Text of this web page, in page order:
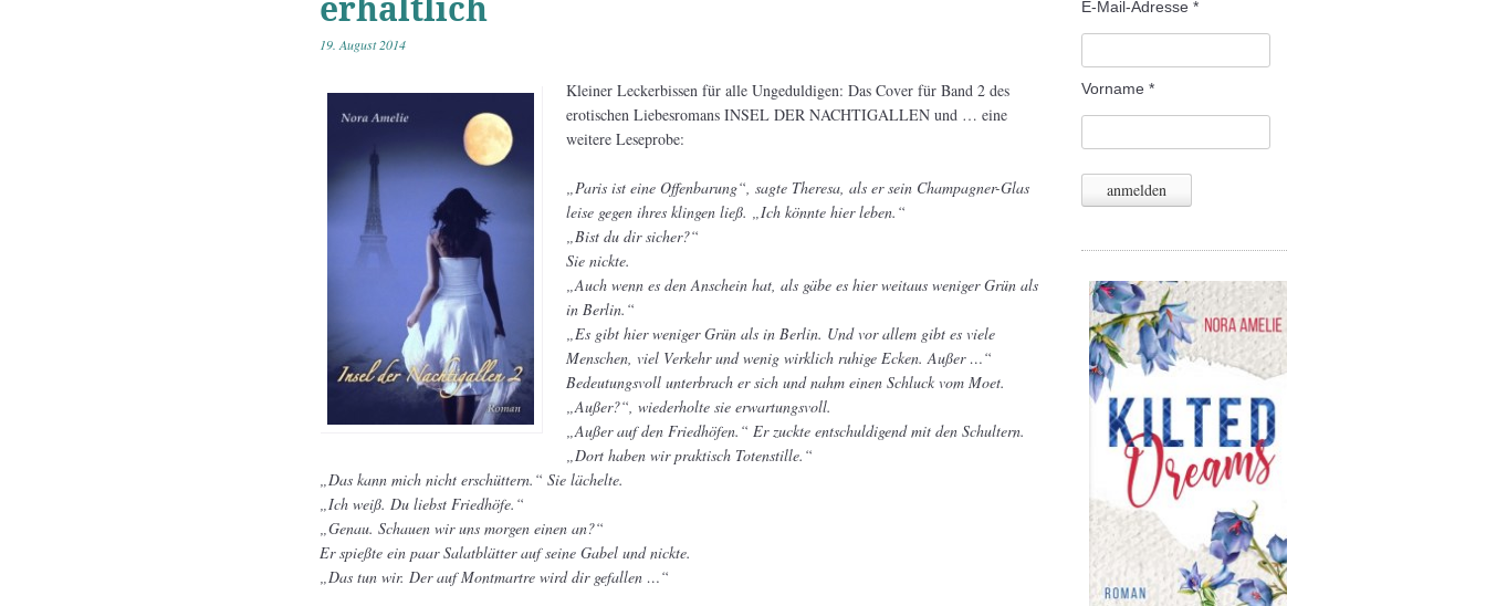
19. August 2014
Kleiner Leckerbissen für alle Ungeduldigen: Das Cover für Band 2 des
erotischen Liebesromans INSEL DER NACHTIGALLEN und … eine
weitere Leseprobe:
„Paris ist eine Offenbarung“, sagte Theresa, als er sein Champagner-Glas
leise gegen ihres klingen ließ. „Ich könnte hier leben.“
„Bist du dir sicher?“
Sie nickte.
„Auch wenn es den Anschein hat, als gäbe es hier weitaus weniger Grün als
in Berlin.“
„Es gibt hier weniger Grün als in Berlin. Und vor allem gibt es viele
Menschen, viel Verkehr und wenig wirklich ruhige Ecken. Außer …“
Bedeutungsvoll unterbrach er sich und nahm einen Schluck vom Moet.
„Außer?“, wiederholte sie erwartungsvoll.
„Außer auf den Friedhöfen.“ Er zuckte entschuldigend mit den Schultern.
„Dort haben wir praktisch Totenstille.“
„Das kann mich nicht erschüttern.“ Sie lächelte.
„Ich weiß. Du liebst Friedhöfe.“
„Genau. Schauen wir uns morgen einen an?“
Er spießte ein paar Salatblätter auf seine Gabel und nickte.
„Das tun wir. Der auf Montmartre wird dir gefallen …“
E-Mail-Adresse *
Vorname *